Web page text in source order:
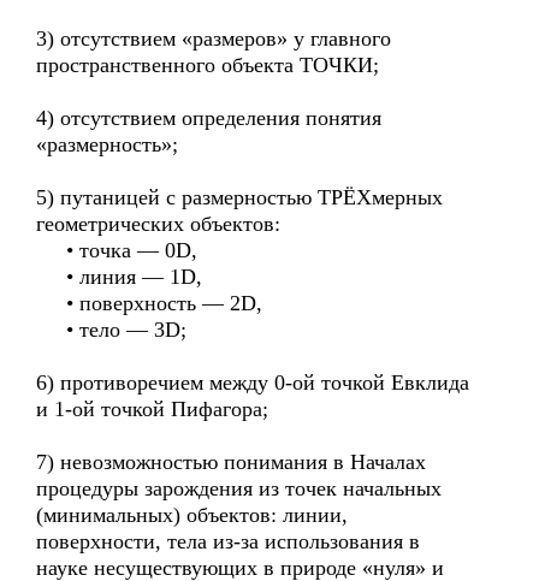
3) отсутствием «размеров» у главного
пространственного объекта ТОЧКИ;
4) отсутствием определения понятия
«размерность»;
5) путаницей с размерностью ТРЁХмерных
геометрических объектов:
• точка — 0D,
• линия — 1D,
• поверхность — 2D,
• тело — 3D;
6) противоречием между 0-ой точкой Евклида
и 1-ой точкой Пифагора;
7) невозможностью понимания в Началах
процедуры зарождения из точек начальных
(минимальных) объектов: линии,
поверхности, тела из-за использования в
науке несуществующих в природе «нуля» и